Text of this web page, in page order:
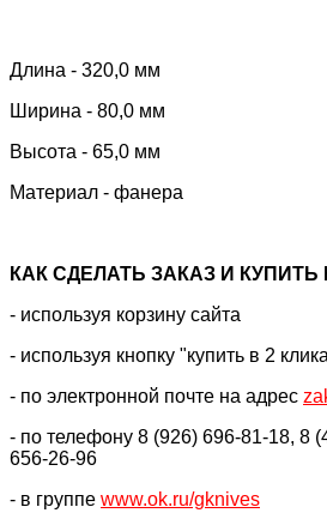
Длина - 320,0 мм
Ширина - 80,0 мм
Высота - 65,0 мм
Материал - фанера
КАК CДЕЛАТЬ ЗАКАЗ И
- используя корзину сайта
- используя кнопку "купить в 2
- по электронной почте на адрес
- по телефону 8 (926) 696-81-18, 8
656-26-96
- в группе www.ok.ru/gknives